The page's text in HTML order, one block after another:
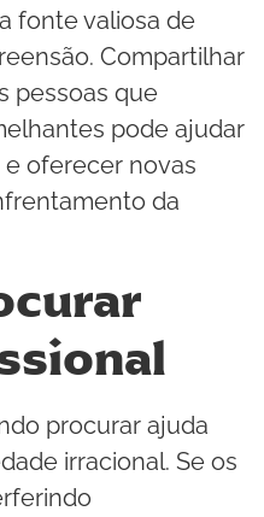
fonte valiosa de
Compartilhar
pessoas que
pode ajudar
oferecer novas
da
procurar ajuda
irracional. Se os